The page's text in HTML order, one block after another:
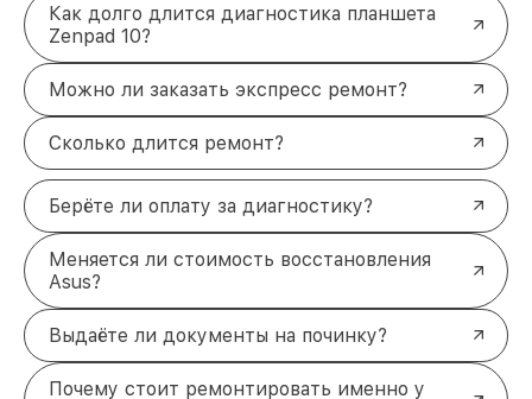
Как долго длится диагностика планшета
Zenpad 10?
Можно ли заказать экспресс ремонт?
Сколько длится ремонт?
Берёте ли оплату за диагностику?
Меняется ли стоимость восстановления
Asus?
Выдаёте ли документы на починку?
Почему стоит ремонтировать именно у